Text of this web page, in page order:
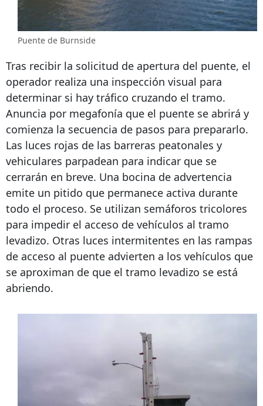
Puente de Burnside
Tras recibir la solicitud de apertura del puente, el
operador realiza una inspección visual para
determinar si hay tráfico cruzando el tramo.
Anuncia por megafonía que el puente se abrirá y
comienza la secuencia de pasos para prepararlo.
Las luces rojas de las barreras peatonales y
vehiculares parpadean para indicar que se
cerrarán en breve. Una bocina de advertencia
emite un pitido que permanece activa durante
todo el proceso. Se utilizan semáforos tricolores
para impedir el acceso de vehículos al tramo
levadizo. Otras luces intermitentes en las rampas
de acceso al puente advierten a los vehículos que
se aproximan de que el tramo levadizo se está
abriendo.